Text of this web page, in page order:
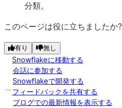
分類。
このページは役に立ちましたか?
有り 無し
Snowflakeに移動する
会話に参加する
Snowflakeで開発する
フィードバックを共有する
ブログでの最新情報を表示する